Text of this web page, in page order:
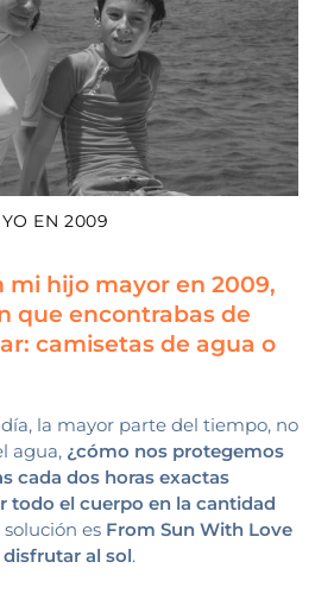
EN 2009
mi hijo mayor en 2009,
que encontrabas de
camisetas de agua o
la mayor parte del tiempo, no
agua, ¿cómo nos protegemos
cada dos horas exactas
todo el cuerpo en la cantidad
solución es From Sun With Love
disfrutar al sol.